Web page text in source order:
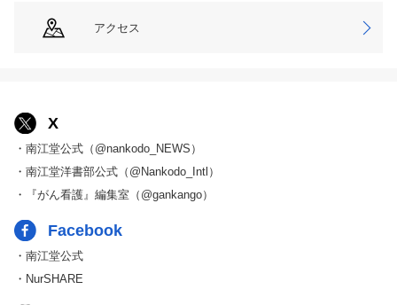
アクセス
X
・南江堂公式（@nankodo_NEWS）
・南江堂洋書部公式（@Nankodo_Intl）
・『がん看護』編集室（@gankango）
Facebook
・南江堂公式
・NurSHARE